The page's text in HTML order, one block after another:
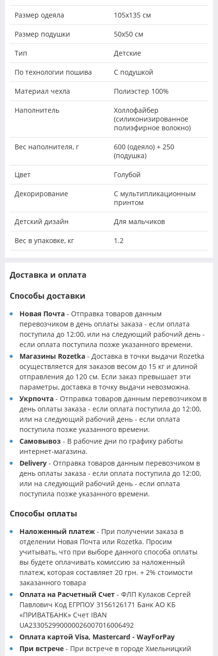
Размер одеяла 105x135 см
Размер подушки 50х50 см
Тип Детские
По технологии пошива С подушкой
Материал чехла Полиэстер 100%
Наполнитель
Холлофайбер
(силиконизированное
полиэфирное волокно)
Вес наполнителя, г
600 (одеяло) + 250
(подушка)
Цвет Голубой
Декорирование
С мультипликационным
принтом
Детский дизайн Для мальчиков
Вес в упаковке, кг 1.2
Доставка и оплата
Способы доставки
Новая Почта - Отправка товаров данным
перевозчиком в день оплаты заказа - если оплата
поступила до 12:00, или на следующий рабочий день -
если оплата поступила позже указанного времени.
Магазины Rozetka - Доставка в точки выдачи Rozetka
осуществляется для заказов весом до 15 кг и длиной
отправления до 120 см. Если заказ превышает эти
параметры, доставка в точку выдачи невозможна.
Укрпочта - Отправка товаров данным перевозчиком в
день оплаты заказа - если оплата поступила до 12:00,
или на следующий рабочий день - если оплата
поступила позже указанного времени.
Самовывоз - В рабочие дни по графику работы
интернет-магазина.
Delivery - Отправка товаров данным перевозчиком в
день оплаты заказа - если оплата поступила до 12:00,
или на следующий рабочий день - если оплата
поступила позже указанного времени.
Способы оплаты
Наложенный платеж - При получении заказа в
отделении Новая Почта или Rozetka. Просим
учитывать, что при выборе данного способа оплаты
вы будете оплачивать комиссию за наложенный
платеж, которая составляет 20 грн. + 2% стоимости
заказанного товара
Оплата на Расчетный Счет - ФЛП Кулаков Сергей
Павлович Код ЕГРПОУ 3156126171 Банк АО КБ
«ПРИВАТБАНК» Счет IBAN
UA233052990000026007016006492
Оплата картой Visa, Mastercard - WayForPay
При встрече - При встрече в городе Хмельницкий